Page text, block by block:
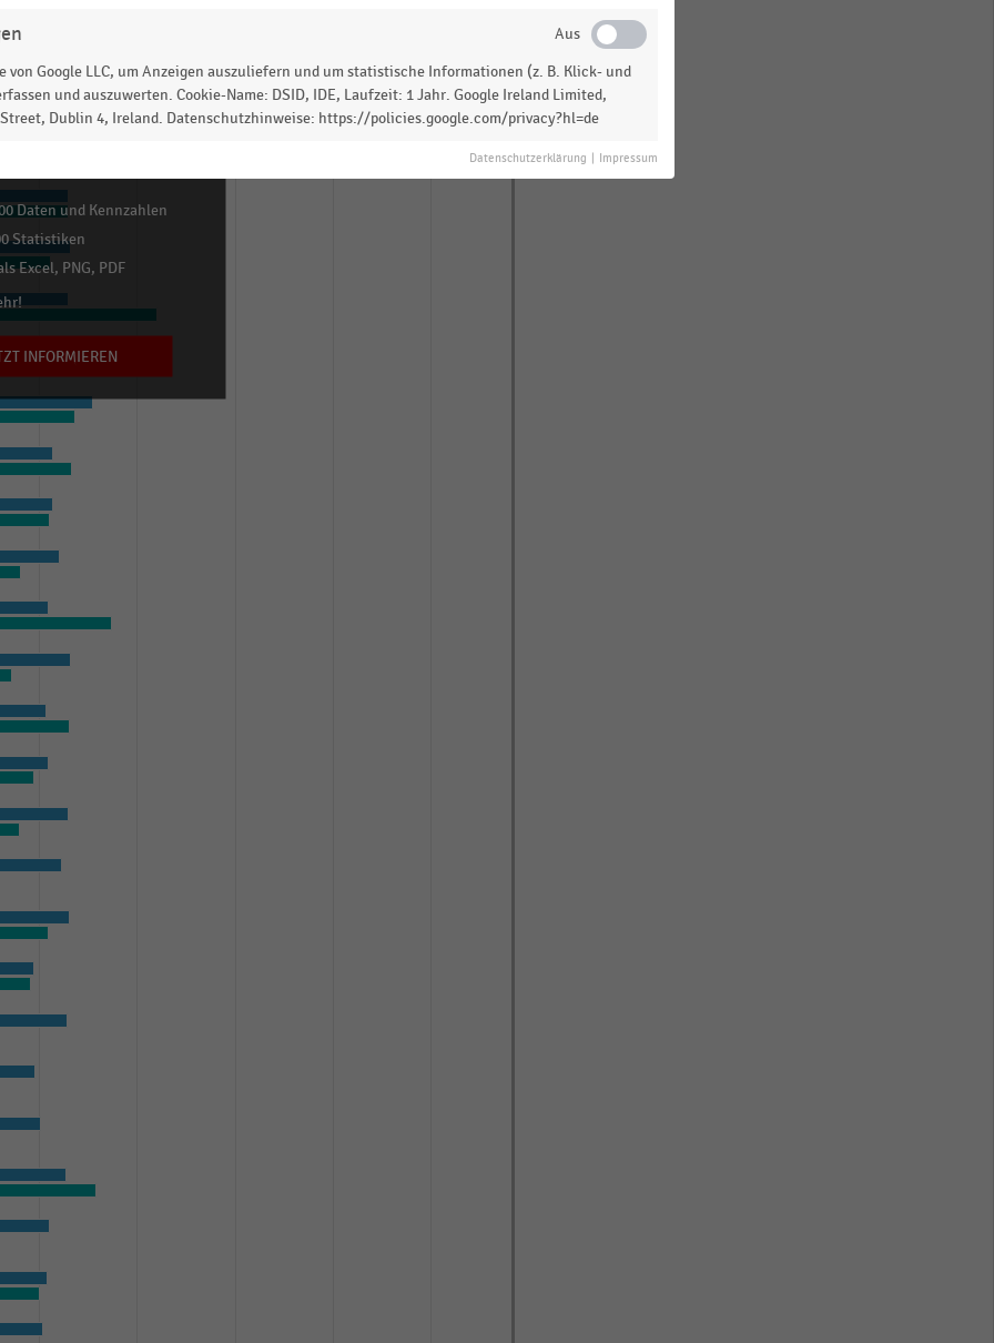
und Vorteile sichern!
Daten und Kennzahlen
Statistiken
Excel, PNG, PDF
INFORMIEREN
von Google LLC, um Anzeigen auszuliefern und um statistische Informationen (z. B. Klick- und
und auszuwerten. Cookie-Name: DSID, IDE, Laufzeit: 1 Jahr. Google Ireland Limited,
Street, Dublin 4, Ireland. Datenschutzhinweise: https://policies.google.com/privacy?hl=de
Datenschutzerklärung Impressum